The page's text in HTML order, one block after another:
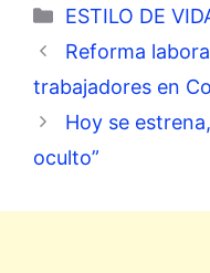
Categorías
ESTILO DE
Reforma
trabajadores en
Hoy se
oculto”